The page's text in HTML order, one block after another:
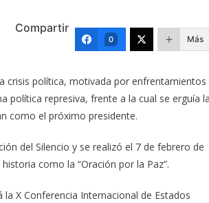
Compartir
0 Más
crisis política, motivada por enfrentamientos
política represiva, frente a la cual se erguía
como el próximo presidente.
del Silencio y se realizó el 7 de febrero de
como la “Oración por la Paz”.
X Conferencia Internacional de Estados